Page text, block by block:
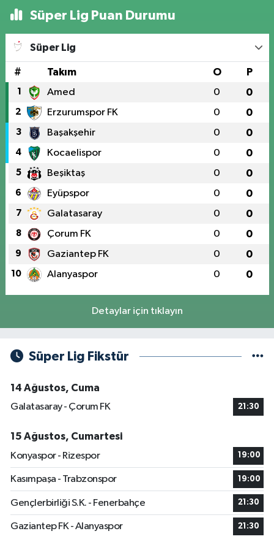
Süper Lig Puan Durumu
Süper Lig
# Takım O P
1 Amed 0 0
2 Erzurumspor FK 0 0
3 Başakşehir 0 0
4 Kocaelispor 0 0
5 Beşiktaş 0 0
6 Eyüpspor 0 0
7 Galatasaray 0 0
8 Çorum FK 0 0
9 Gaziantep FK 0 0
10 Alanyaspor 0 0
Detaylar için tıklayın
Süper Lig Fikstür
14 Ağustos, Cuma
Galatasaray - Çorum FK
21:30
15 Ağustos, Cumartesi
Konyaspor - Rizespor
19:00
Kasımpaşa - Trabzonspor 19:00
Gençlerbirliği S.K. - Fenerbahçe 21:30
Gaziantep FK - Alanyaspor 21:30